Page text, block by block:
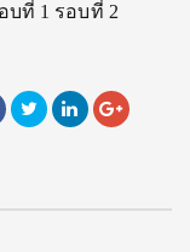
บที่ 1 รอบที่ 2